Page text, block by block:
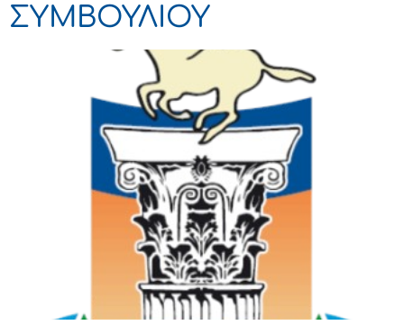
ΣΥΜΒΟΥΛΙΟΥ